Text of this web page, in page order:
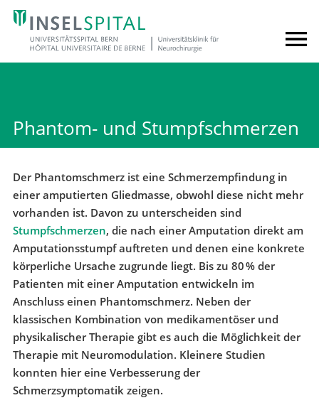
Phantom- und Stumpfschmerzen
Der Phantomschmerz ist eine Schmerzempfindung in
einer amputierten Gliedmasse, obwohl diese nicht mehr
vorhanden ist. Davon zu unterscheiden sind
Stumpfschmerzen, die nach einer Amputation direkt am
Amputationsstumpf auftreten und denen eine konkrete
körperliche Ursache zugrunde liegt. Bis zu 80 % der
Patienten mit einer Amputation entwickeln im
Anschluss einen Phantomschmerz. Neben der
klassischen Kombination von medikamentöser und
physikalischer Therapie gibt es auch die Möglichkeit der
Therapie mit Neuromodulation. Kleinere Studien
konnten hier eine Verbesserung der
Schmerzsymptomatik zeigen.